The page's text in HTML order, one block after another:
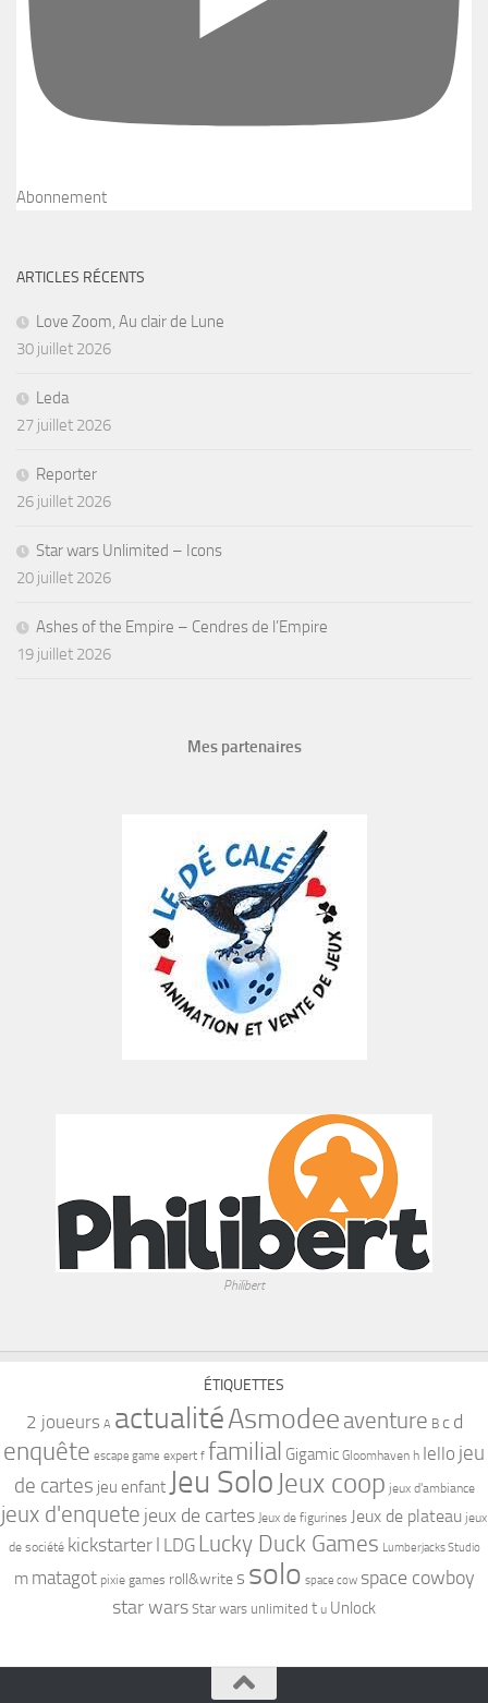
Abonnement
ARTICLES RÉCENTS
Love Zoom, Au clair de Lune
30 juillet 2026
Leda
27 juillet 2026
Reporter
26 juillet 2026
Star wars Unlimited – Icons
20 juillet 2026
Ashes of the Empire – Cendres de l’Empire
19 juillet 2026
Mes partenaires
Philibert
ÉTIQUETTES
2 joueurs A actualitéAsmodee aventure B c d
enquête escape game expert f familial Gigamic Gloomhaven h Iello jeu
de cartes jeu enfant Jeu Solo Jeux coop jeux d'ambiance
jeux d'enquete jeux de cartes Jeux de figurines Jeux de plateau jeux
de société kickstarter l LDG Lucky Duck Games Lumberjacks Studio
m matagot pixie games roll&write s solo space cow space cowboy
star wars Star wars unlimited t u Unlock